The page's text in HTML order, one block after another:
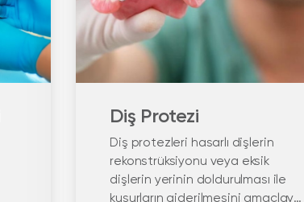
Diş Protezi
Diş protezleri hasarlı dişlerin
rekonstrüksiyonu veya eksik
dişlerin yerinin doldurulması ile
kusurların giderilmesini amaçlayan